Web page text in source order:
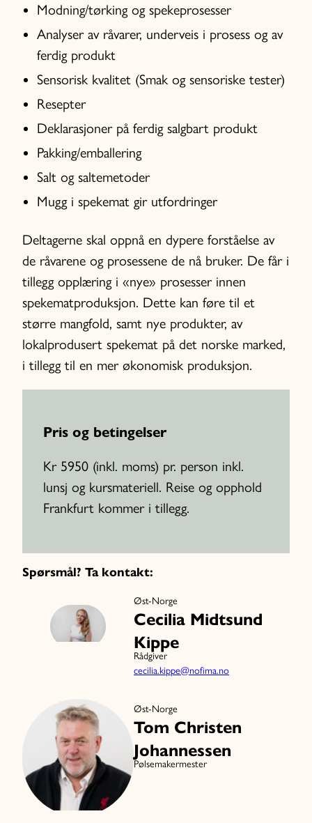
Modning/tørking og spekeprosesser
Analyser av råvarer, underveis i prosess og av
ferdig produkt
Sensorisk kvalitet (Smak og sensoriske tester)
Resepter
Deklarasjoner på ferdig salgbart produkt
Pakking/emballering
Salt og saltemetoder
Mugg i spekemat gir utfordringer
Deltagerne skal oppnå en dypere forståelse av
de råvarene og prosessene de nå bruker. De får i
tillegg opplæring i «nye» prosesser innen
spekematproduksjon. Dette kan føre til et
større mangfold, samt nye produkter, av
lokalprodusert spekemat på det norske marked,
i tillegg til en mer økonomisk produksjon.
Pris og betingelser
Kr 5950 (inkl. moms) pr. person inkl.
lunsj og kursmateriell. Reise og opphold
Frankfurt kommer i tillegg.
Spørsmål? Ta kontakt:
Øst-Norge
Cecilia Midtsund
Kippe
Rådgiver
cecilia.kippe@nofima.no
Øst-Norge
Tom Christen
Johannessen
Pølsemakermester